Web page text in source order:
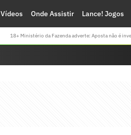
Vídeos Onde Assistir Lance! Jogos
18+ Ministério da Fazenda adverte: Aposta não é